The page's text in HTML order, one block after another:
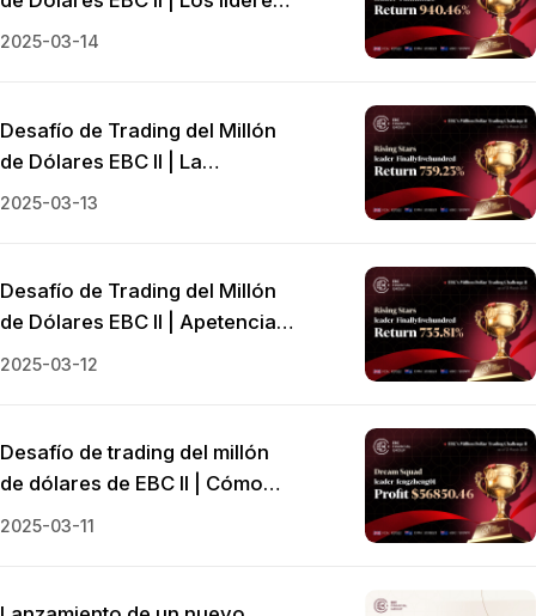
2025-03-14
caen mientras las estrellas en
2025-03-13
Desafío de Trading del Millón
de Dólares EBC II | La
volatilidad pone a prueba la
2025-03-12
Desafío de Trading del Millón
de Dólares EBC II | Apetencia
por el Riesgo
2025-03-11
Desafío de trading del millón
de dólares de EBC II | Cómo
capturar el repunte del Nikkei